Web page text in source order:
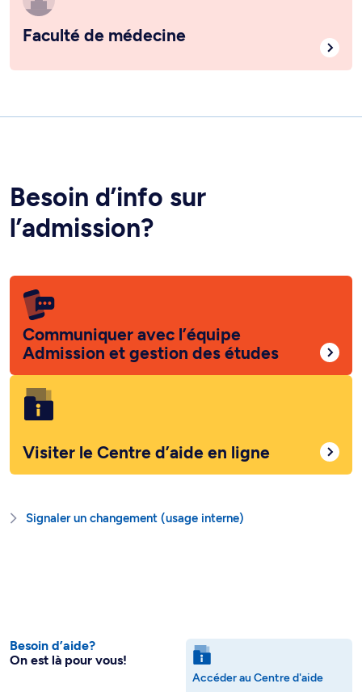
Faculté de médecine
Besoin d’info sur
l’admission?
Communiquer avec l’équipe
Admission et gestion des études
Visiter le Centre d’aide en ligne
Signaler un changement (usage interne)
Besoin d’aide?
On est là pour vous!
Accéder au Centre d'aide